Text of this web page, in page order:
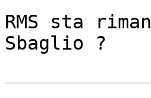
RMS sta
Sbaglio ?